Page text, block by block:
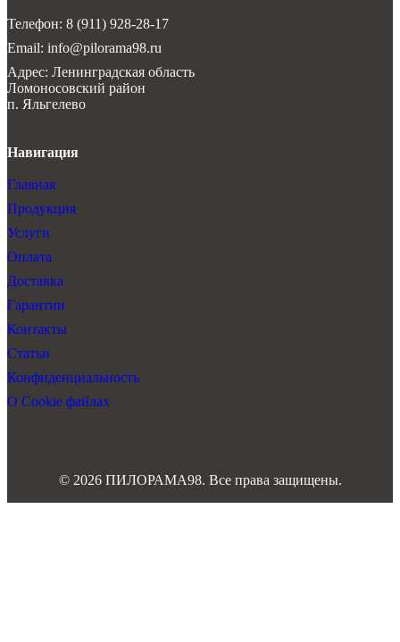
Телефон: 8 (911) 928-28-17
Email: info@pilorama98.ru
Адрес: Ленинградская область
Ломоносовский район
п. Яльгелево
Навигация
Главная
Продукция
Услуги
Оплата
Доставка
Гарантии
Контакты
Статьи
Конфиденциальность
О Cookie файлах
© 2026 ПИЛОРАМА98. Все права защищены.